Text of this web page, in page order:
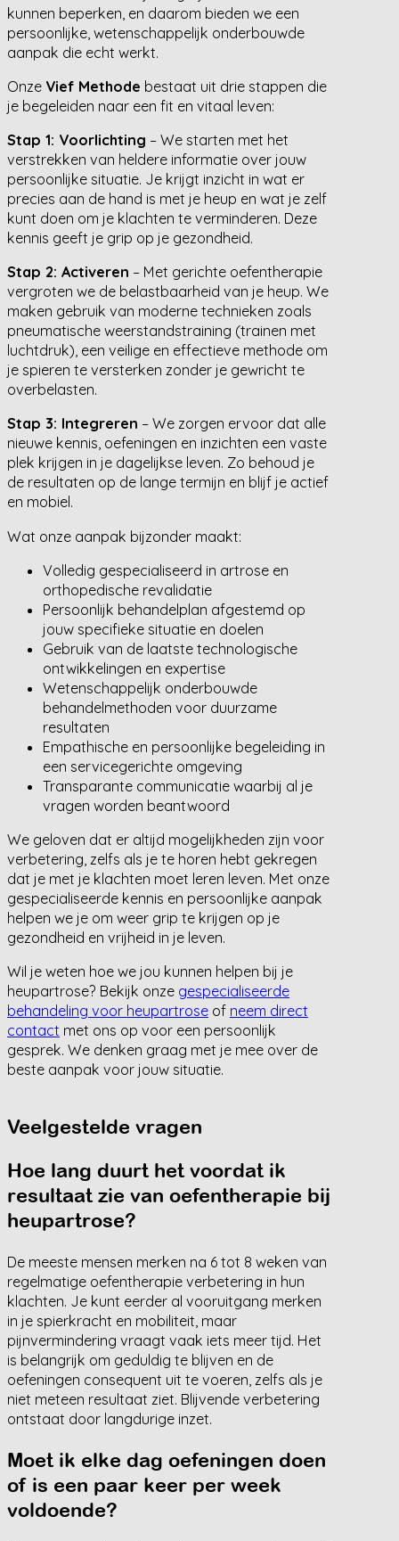
kunnen beperken, en daarom bieden we een
persoonlijke, wetenschappelijk onderbouwde
aanpak die echt werkt.
Onze Vief Methode bestaat uit drie stappen die
je begeleiden naar een fit en vitaal leven:
Stap 1: Voorlichting – We starten met het
verstrekken van heldere informatie over jouw
persoonlijke situatie. Je krijgt inzicht in wat er
precies aan de hand is met je heup en wat je zelf
kunt doen om je klachten te verminderen. Deze
kennis geeft je grip op je gezondheid.
Stap 2: Activeren – Met gerichte oefentherapie
vergroten we de belastbaarheid van je heup. We
maken gebruik van moderne technieken zoals
pneumatische weerstandstraining (trainen met
luchtdruk), een veilige en effectieve methode om
je spieren te versterken zonder je gewricht te
overbelasten.
Stap 3: Integreren – We zorgen ervoor dat alle
nieuwe kennis, oefeningen en inzichten een vaste
plek krijgen in je dagelijkse leven. Zo behoud je
de resultaten op de lange termijn en blijf je actief
en mobiel.
Wat onze aanpak bijzonder maakt:
Volledig gespecialiseerd in artrose en
orthopedische revalidatie
Persoonlijk behandelplan afgestemd op
jouw specifieke situatie en doelen
Gebruik van de laatste technologische
ontwikkelingen en expertise
Wetenschappelijk onderbouwde
behandelmethoden voor duurzame
resultaten
Empathische en persoonlijke begeleiding in
een servicegerichte omgeving
Transparante communicatie waarbij al je
vragen worden beantwoord
We geloven dat er altijd mogelijkheden zijn voor
verbetering, zelfs als je te horen hebt gekregen
dat je met je klachten moet leren leven. Met onze
gespecialiseerde kennis en persoonlijke aanpak
helpen we je om weer grip te krijgen op je
gezondheid en vrijheid in je leven.
Wil je weten hoe we jou kunnen helpen bij je
heupartrose? Bekijk onze gespecialiseerde
behandeling voor heupartrose of neem direct
contact met ons op voor een persoonlijk
gesprek. We denken graag met je mee over de
beste aanpak voor jouw situatie.
Veelgestelde vragen
Hoe lang duurt het voordat ik
resultaat zie van oefentherapie bij
heupartrose?
De meeste mensen merken na 6 tot 8 weken van
regelmatige oefentherapie verbetering in hun
klachten. Je kunt eerder al vooruitgang merken
in je spierkracht en mobiliteit, maar
pijnvermindering vraagt vaak iets meer tijd. Het
is belangrijk om geduldig te blijven en de
oefeningen consequent uit te voeren, zelfs als je
niet meteen resultaat ziet. Blijvende verbetering
ontstaat door langdurige inzet.
Moet ik elke dag oefeningen doen
of is een paar keer per week
voldoende?